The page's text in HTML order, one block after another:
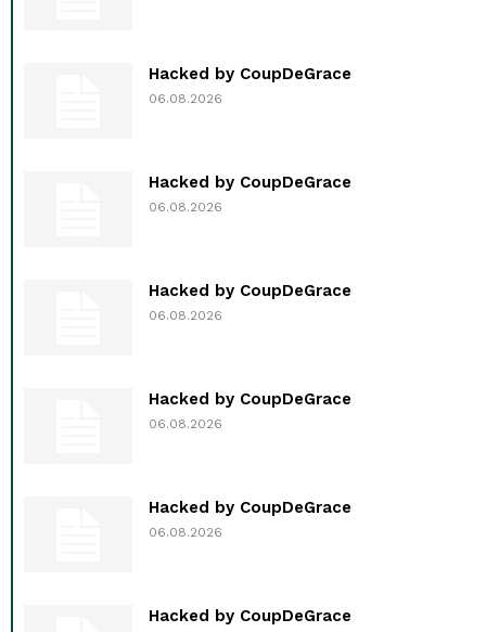
Hacked by CoupDeGrace
06.08.2026
Hacked by CoupDeGrace
06.08.2026
Hacked by CoupDeGrace
06.08.2026
Hacked by CoupDeGrace
06.08.2026
Hacked by CoupDeGrace
06.08.2026
Hacked by CoupDeGrace